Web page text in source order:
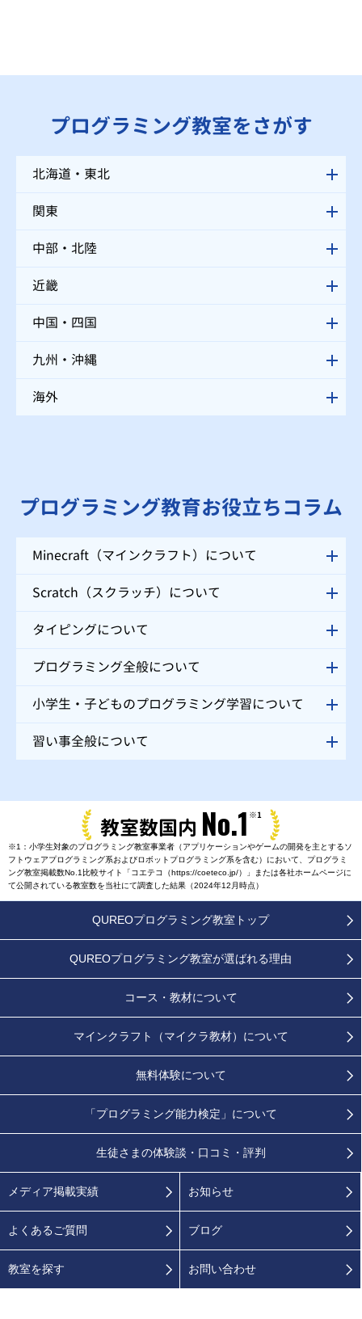
プログラミング教室をさがす
北海道・東北
関東
中部・北陸
近畿
中国・四国
九州・沖縄
海外
プログラミング教育お役立ちコラム
Minecraft（マインクラフト）について
Scratch（スクラッチ）について
タイピングについて
プログラミング全般について
小学生・子どものプログラミング学習について
習い事全般について
教室数国内 No.1 ※1
※1：小学生対象のプログラミング教室事業者（アプリケーションやゲームの開発を主とするソ
フトウェアプログラミング系およびロボットプログラミング系を含む）において、プログラミ
ング教室掲載数No.1比較サイト「コエテコ（https://coeteco.jp/）」または各社ホームページに
て公開されている教室数を当社にて調査した結果（2024年12月時点）
QUREOプログラミング教室トップ
QUREOプログラミング教室が選ばれる理由
コース・教材について
マインクラフト（マイクラ教材）について
無料体験について
「プログラミング能力検定」 について
生徒さまの体験談・口コミ・評判
メディア掲載実績 お知らせ
よくあるご質問 ブログ
教室を探す お問い合わせ